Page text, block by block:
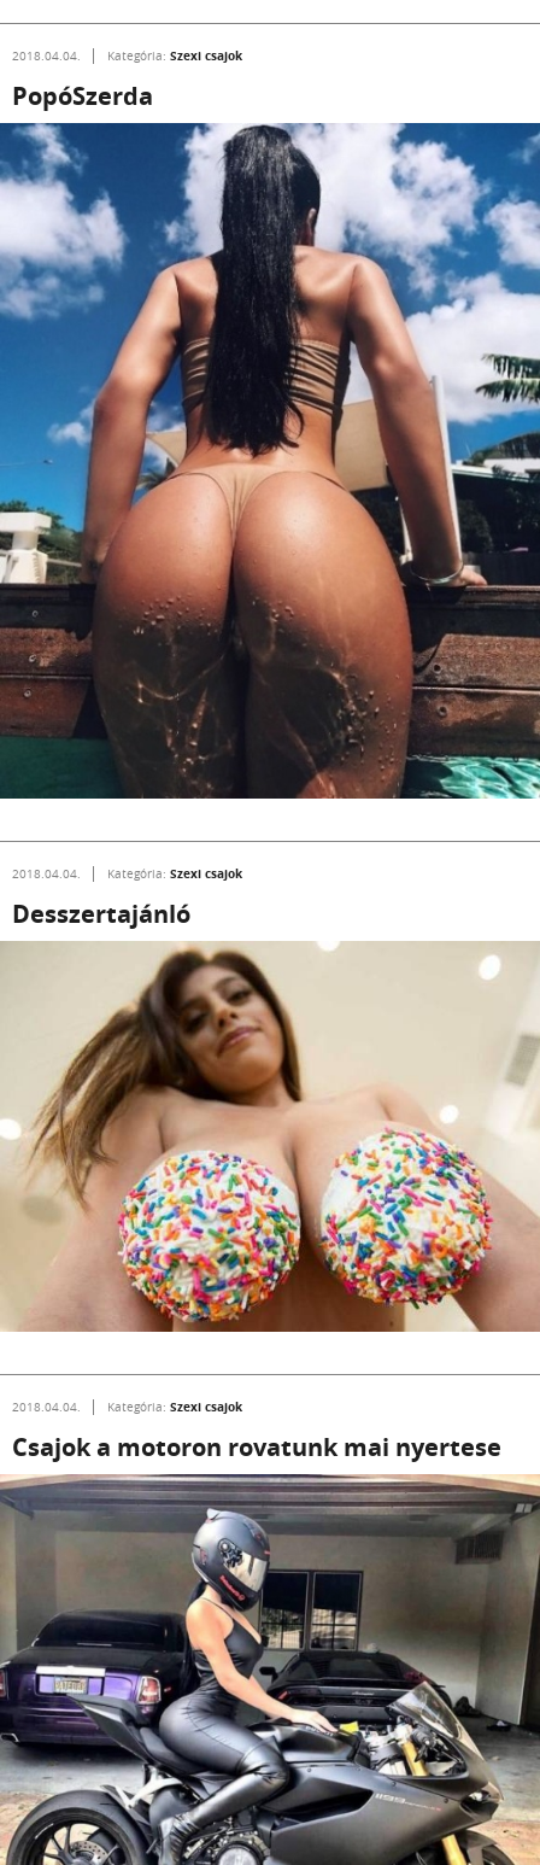
2018.04.04. Kategória: Szexi csajok
PopóSzerda
2018.04.04. Kategória: Szexi csajok
Desszertajánló
2018.04.04. Kategória: Szexi csajok
Csajok a motoron rovatunk mai nyertese